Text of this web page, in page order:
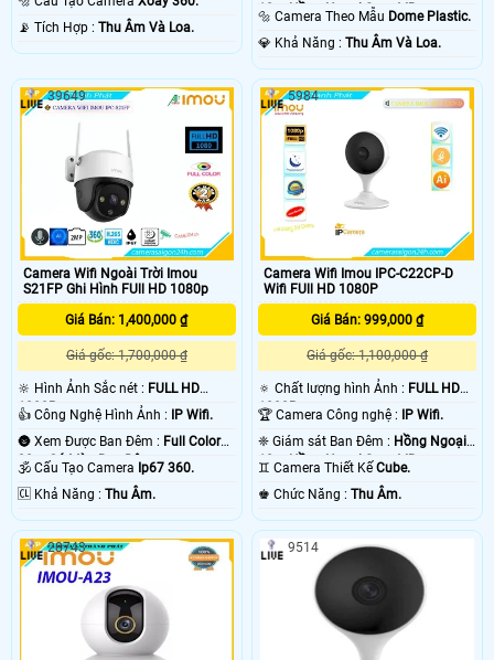
️📡 Tích Hợp : Thu Âm Và Loa.
10m Hồng Ngoại Smart IR.
🔩 Camera Theo Mẫu Dome Plastic.
️💎 Khả Năng :Thu Âm Và Loa.
Camera Wifi Ngoài Trời Imou
S21FP Ghi Hình FUll HD 1080p
Giá Bán: 1,400,000 ₫
Giá gốc: 1,700,000 ₫
🔆 Hình Ảnh Sắc nét : FULL HD
1080P .
👍 Công Nghệ Hình Ảnh :
IP Wifi.
🌚 Xem Được Ban Đêm : Full Color
30m Có Màu Ban Ðêm.
🕉️ Cấu Tạo Camera Ip67 360.
️🆑 Khả Năng : Thu Âm.
39649
Camera Wifi Imou IPC-C22CP-D
Wifi FUll HD 1080P
Giá Bán: 999,000 ₫
Giá gốc: 1,100,000 ₫
🔅 Chất lượng hình Ảnh : FULL HD
1080P .
🏆 Camera Công nghệ :
IP Wifi.
❈ Giám sát Ban Đêm : Hồng Ngoại
10m Hồng Ngoại Smart IR.
♊ Camera Thiết KếCube.
️♚ Chức Năng :Thu Âm.
5984
28743 9514